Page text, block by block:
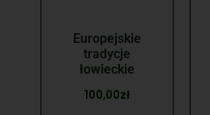
Europejskie
tradycje
łowieckie
100,00zł